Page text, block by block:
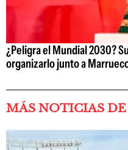
¿Peligra el Mundial 2030?
organizarlo junto a
MÁS NOTICIAS